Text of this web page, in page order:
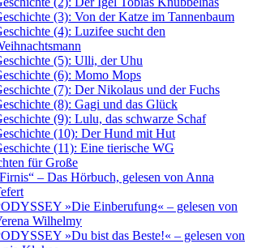
(3): Von der Katze im Tannenbaum
(4): Luzifee sucht den
(5): Ulli, der Uhu
(6): Momo Mops
(7): Der Nikolaus und der Fuchs
(8): Gagi und das Glück
(9): Lulu, das schwarze Schaf
(10): Der Hund mit Hut
(11): Eine tierische WG
für Große
– Das Hörbuch, gelesen von Anna
»Die Einberufung« – gelesen von
Wilhelmy
»Du bist das Beste!« – gelesen von